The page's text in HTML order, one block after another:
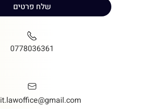
שלח פרטים
0778036361